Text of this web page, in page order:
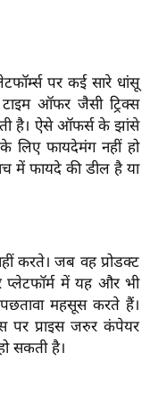
पर कई सारे धांसू
ऑफर जैसी ट्रिक्स
है। ऐसे ऑफर्स के झांसे
फायदेमंग नहीं हो
में फायदे की डील है या
करते। जब वह प्रोडक्ट
में यह और भी
महसूस करते हैं।
पर प्राइस जरुर कंपेयर
सकती है।